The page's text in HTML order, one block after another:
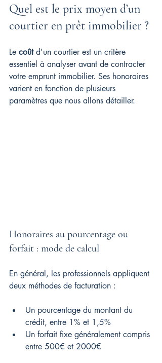
Quel est le prix moyen d’un
courtier en prêt immobilier ?
Le coût d'un courtier est un critère
essentiel à analyser avant de contracter
votre emprunt immobilier. Ses honoraires
varient en fonction de plusieurs
paramètres que nous allons détailler.
Honoraires au pourcentage ou
forfait : mode de calcul
En général, les professionnels appliquent
deux méthodes de facturation :
Un pourcentage du montant du
crédit, entre 1% et 1,5%
Un forfait fixe généralement compris
entre 500€ et 2000€